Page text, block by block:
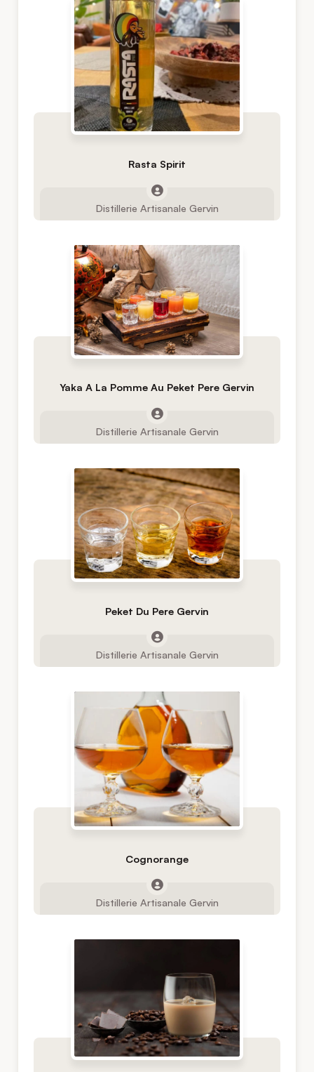
Rasta Spirit
Distillerie Artisanale Gervin
Yaka A La Pomme Au Peket Pere Gervin
Distillerie Artisanale Gervin
Peket Du Pere Gervin
Distillerie Artisanale Gervin
Cognorange
Distillerie Artisanale Gervin